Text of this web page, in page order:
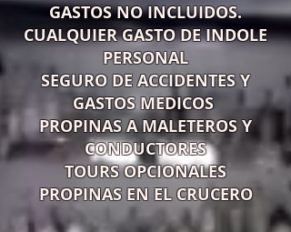
GASTOS NO INCLUIDOS.
CUALQUIER GASTO DE INDOLE
PERSONAL
SEGURO DE ACCIDENTES Y
GASTOS MEDICOS
PROPINAS A MALETEROS Y
CONDUCTORES
TOURS OPCIONALES
PROPINAS EN EL CRUCERO